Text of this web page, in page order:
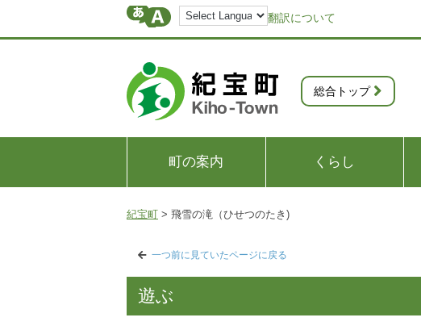
翻訳について
総合トップ
町の案内 くらし
紀宝町 > 飛雪の滝（ひせつのたき)
一つ前に見ていたページに戻る
遊ぶ